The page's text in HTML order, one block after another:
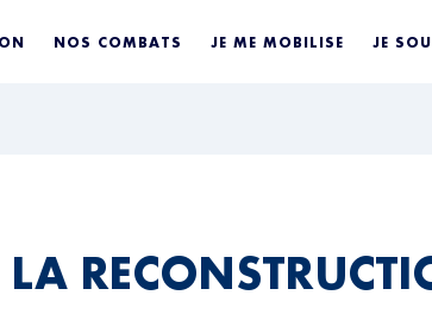
NOS COMBATS JE ME MOBILISE JE
LA